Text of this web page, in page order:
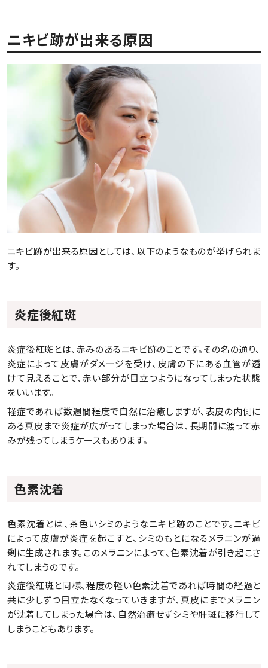
ニキビ跡が出来る原因
ニキビ跡が出来る原因としては、以下のようなものが挙げられま
す。
炎症後紅斑
炎症後紅斑とは、赤みのあるニキビ跡のことです。その名の通り、
炎症によって皮膚がダメージを受け、皮膚の下にある血管が透
けて見えることで、赤い部分が目立つようになってしまった状態
をいいます。
軽症であれば数週間程度で自然に治癒しますが、表皮の内側に
ある真皮まで炎症が広がってしまった場合は、長期間に渡って赤
みが残ってしまうケースもあります。
色素沈着
色素沈着とは、茶色いシミのようなニキビ跡のことです。ニキビ
によって皮膚が炎症を起こすと、シミのもとになるメラニンが過
剰に生成されます。このメラニンによって、色素沈着が引き起こさ
れてしまうのです。
炎症後紅斑と同様、程度の軽い色素沈着であれば時間の経過と
共に少しずつ目立たなくなっていきますが、真皮にまでメラニン
が沈着してしまった場合は、自然治癒せずシミや肝斑に移行して
しまうこともあります。